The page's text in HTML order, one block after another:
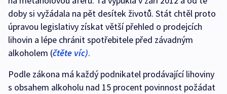
doby si vyžádala na pět desítek životů. Stát chtěl proto
úpravou legislativy získat větší přehled o prodejcích
lihovin a lépe chránit spotřebitele před závadným
alkoholem (čtěte víc).
Podle zákona má každý podnikatel prodávající lihoviny
s obsahem alkoholu nad 15 procent povinnost požádat